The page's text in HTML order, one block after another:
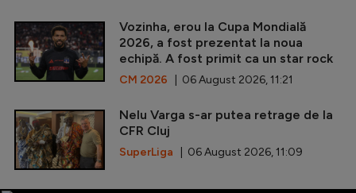
Vozinha, erou la Cupa Mondială
2026, a fost prezentat la noua
echipă. A fost primit ca un star rock
CM 2026 | 06 August 2026, 11:21
Nelu Varga s-ar putea retrage de la
CFR Cluj
SuperLiga | 06 August 2026, 11:09